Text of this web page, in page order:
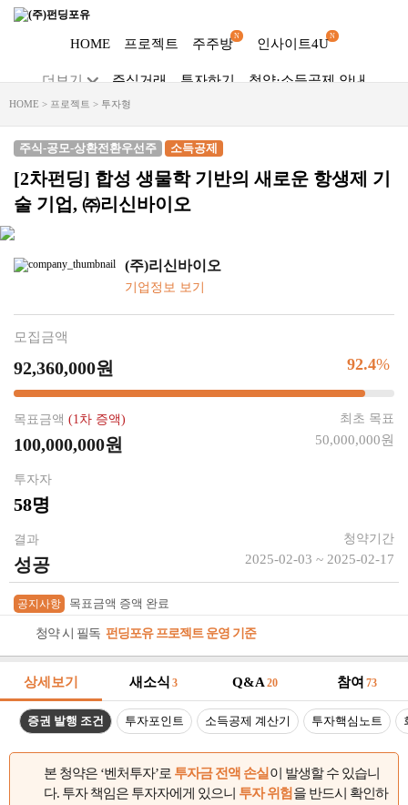
HOME 프로젝트 주주방
N
인사이트4U
N
더보기 주식거래 투자하기 청약·소득공제 안내
Dropdown trigger
HOME > 프로젝트 > 투자형
주식-공모-상환전환우선주 소득공제
[2차펀딩] 합성 생물학 기반의 새로운 항생제 기
술 기업, ㈜리신바이오
(주)리신바이오
기업정보 보기
모집금액
92,360,000원 92.4%
목표금액 (1차 증액)
100,000,000원
최초 목표
50,000,000원
투자자
58명
결과
성공
청약기간
2025-02-03 ~ 2025-02-17
공지사항 목표금액 증액 완료
청약 시 필독 펀딩포유 프로젝트 운영 기준
상세보기 새소식 3 Q&A 20 참여 73
증권 발행 조건 투자포인트 소득공제 계산기 투자핵심노트
본 청약은 ‘벤처투자’로 투자금 전액 손실 이 발생할 수 있습니
다. 투자 책임은 투자자에게 있으니 투자 위험을 반드시 확인하